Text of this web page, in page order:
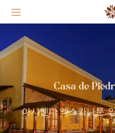
Casa de
아시엔다 엑스카나툰,